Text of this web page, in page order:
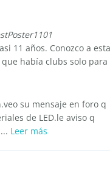
11 años. Conozco a esta
había clubs solo para
su mensaje en foro q
de LED.le aviso q
Leer más